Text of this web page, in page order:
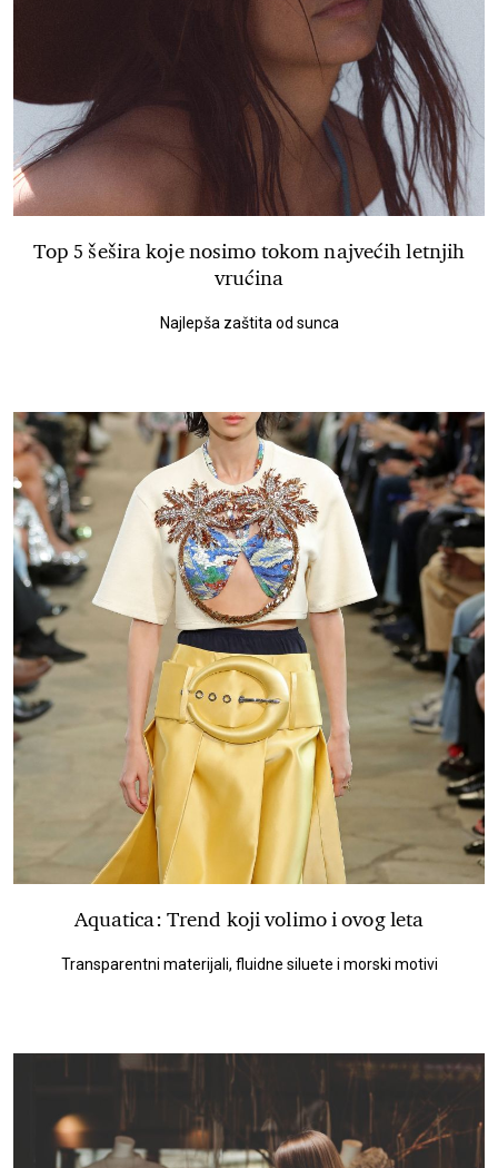
Top 5 šešira koje nosimo tokom najvećih letnjih
vrućina
Najlepša zaštita od sunca
Aquatica: Trend koji volimo i ovog leta
Transparentni materijali, fluidne siluete i morski motivi